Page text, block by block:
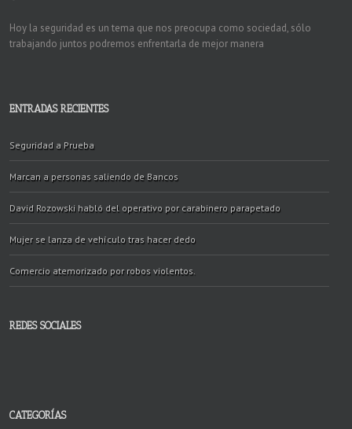
Hoy la seguridad es un tema que nos preocupa como sociedad, sólo
trabajando juntos podremos enfrentarla de mejor manera
ENTRADAS RECIENTES
Seguridad a Prueba
Marcan a personas saliendo de Bancos
David Rozowski habló del operativo por carabinero parapetado
Mujer se lanza de vehículo tras hacer dedo
Comercio atemorizado por robos violentos.
REDES SOCIALES
CATEGORÍAS